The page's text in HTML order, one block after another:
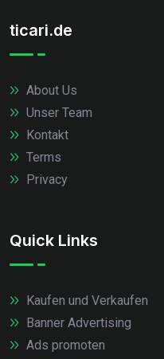
ticari.de
About Us
Unser Team
Kontakt
Terms
Privacy
Quick Links
Kaufen und Verkaufen
Banner Advertising
Ads promoten